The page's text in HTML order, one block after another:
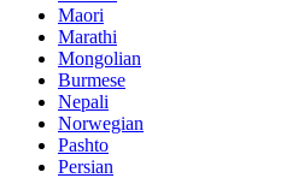
Maori
Marathi
Mongolian
Burmese
Nepali
Norwegian
Pashto
Persian